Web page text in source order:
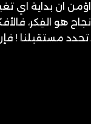
اؤمن ان بداية اي
نجاح هو الفِكر،
تحدد مستقبلنا ! فإن اصلحنا الأفكار صلح المستقبل.